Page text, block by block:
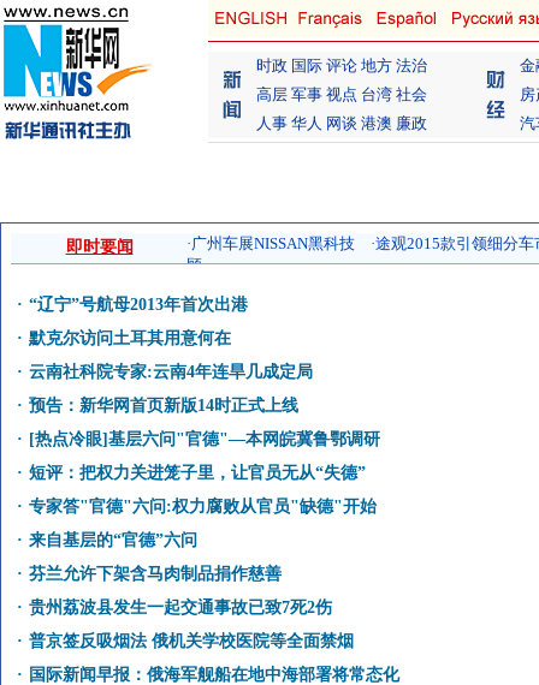
时政 国际 评论 地方 法治
高层 军事 视点 台湾 社会
人事 华人 网谈 港澳 廉政
金
房
汽
即时要闻
· “辽宁”号航母2013年首次出港
· 默克尔访问土耳其用意何在
· 云南社科院专家:云南4年连旱几成定局
· 预告：新华网首页新版14时正式上线
· [热点冷眼]基层六问"官德"—本网皖冀鲁鄂调研
· 短评：把权力关进笼子里，让官员无从“失德”
· 专家答"官德"六问:权力腐败从官员"缺德"开始
· 来自基层的“官德”六问
· 芬兰允许下架含马肉制品捐作慈善
· 贵州荔波县发生一起交通事故已致7死2伤
· 普京签反吸烟法 俄机关学校医院等全面禁烟
· 国际新闻早报：俄海军舰船在地中海部署将常态化